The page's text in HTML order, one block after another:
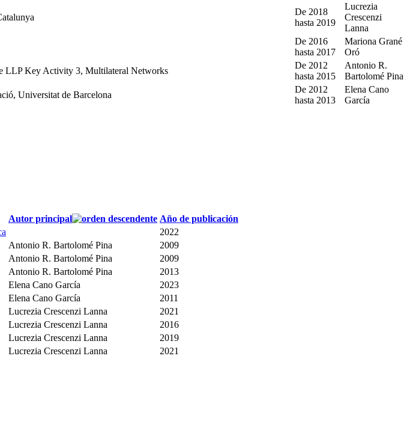
De 2018
hasta 2019
Lucrezia
Crescenzi
Lanna
De 2016
hasta 2017
Mariona Grané
Oró
LLP Key Activity 3, Multilateral Networks
De 2012
hasta 2015
Antonio R.
Bartolomé Pina
Universitat de Barcelona
De 2012
hasta 2013
Elena Cano
García
Autor principal
Año de publicación
2022
Antonio R. Bartolomé Pina
2009
Antonio R. Bartolomé Pina
2009
Antonio R. Bartolomé Pina
2013
Elena Cano García
2023
Elena Cano García
2011
Lucrezia Crescenzi Lanna
2021
Lucrezia Crescenzi Lanna
2016
Lucrezia Crescenzi Lanna
2019
Lucrezia Crescenzi Lanna 2021